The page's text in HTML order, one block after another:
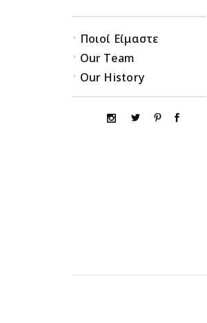
• Ποιοί Είμαστε
• Our Team
• Our History